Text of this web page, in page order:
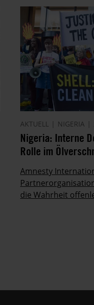
AKTUELL NIGERIA
Nigeria: Interne
Rolle im
Amnesty
die Wahrheit